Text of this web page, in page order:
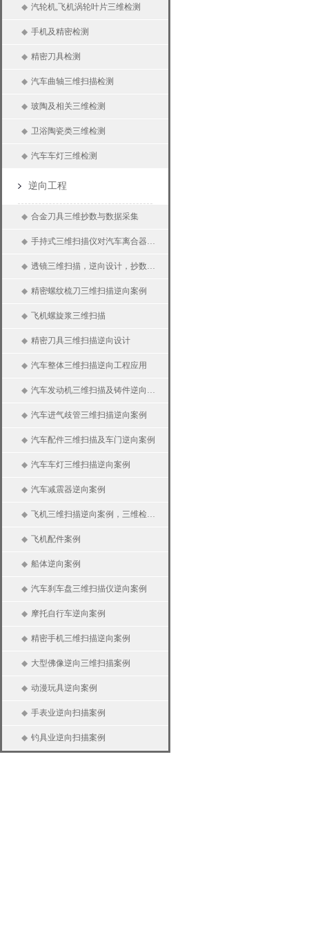
◆ 汽轮机,飞机涡轮叶片三维检测
◆ 手机及精密检测
◆ 精密刀具检测
◆ 汽车曲轴三维扫描检测
◆ 玻陶及相关三维检测
◆ 卫浴陶瓷类三维检测
◆ 汽车车灯三维检测
逆向工程
◆ 合金刀具三维抄数与数据采集
◆ 手持式三维扫描仪对汽车离合器三维扫描、逆向抄数、三维测量
◆ 透镜三维扫描，逆向设计，抄数设计
◆ 精密螺纹梳刀三维扫描逆向案例
◆ 飞机螺旋浆三维扫描
◆ 精密刀具三维扫描逆向设计
◆ 汽车整体三维扫描逆向工程应用
◆ 汽车发动机三维扫描及铸件逆向案例
◆ 汽车进气歧管三维扫描逆向案例
◆ 汽车配件三维扫描及车门逆向案例
◆ 汽车车灯三维扫描逆向案例
◆ 汽车减震器逆向案例
◆ 飞机三维扫描逆向案例，三维检测及分析
◆ 飞机配件案例
◆ 船体逆向案例
◆ 汽车刹车盘三维扫描仪逆向案例
◆ 摩托自行车逆向案例
◆ 精密手机三维扫描逆向案例
◆ 大型佛像逆向三维扫描案例
◆ 动漫玩具逆向案例
◆ 手表业逆向扫描案例
◆ 钓具业逆向扫描案例